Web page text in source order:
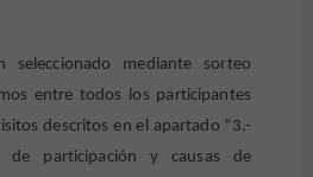
seleccionado mediante sorteo
entre todos los participantes
descritos en el apartado “3.-
de participación y causas de